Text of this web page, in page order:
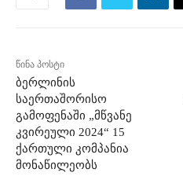
წინა პოსტი
ბერლინის
საერთაშორისო
გამოფენაში „მწვანე
კვირეული 2024“ 15
ქართული კომპანია
მონაწილეობს